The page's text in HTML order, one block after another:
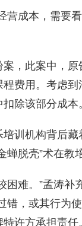
成本，需要
此案中，原
费用。考虑
除该部分成本
机构背后藏
脱壳”术在教
难。”孟涛补
错，或其行为
许方承担责任